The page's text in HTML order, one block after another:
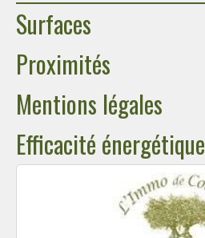
Surfaces
Proximités
Mentions légales
Efficacité énergétique